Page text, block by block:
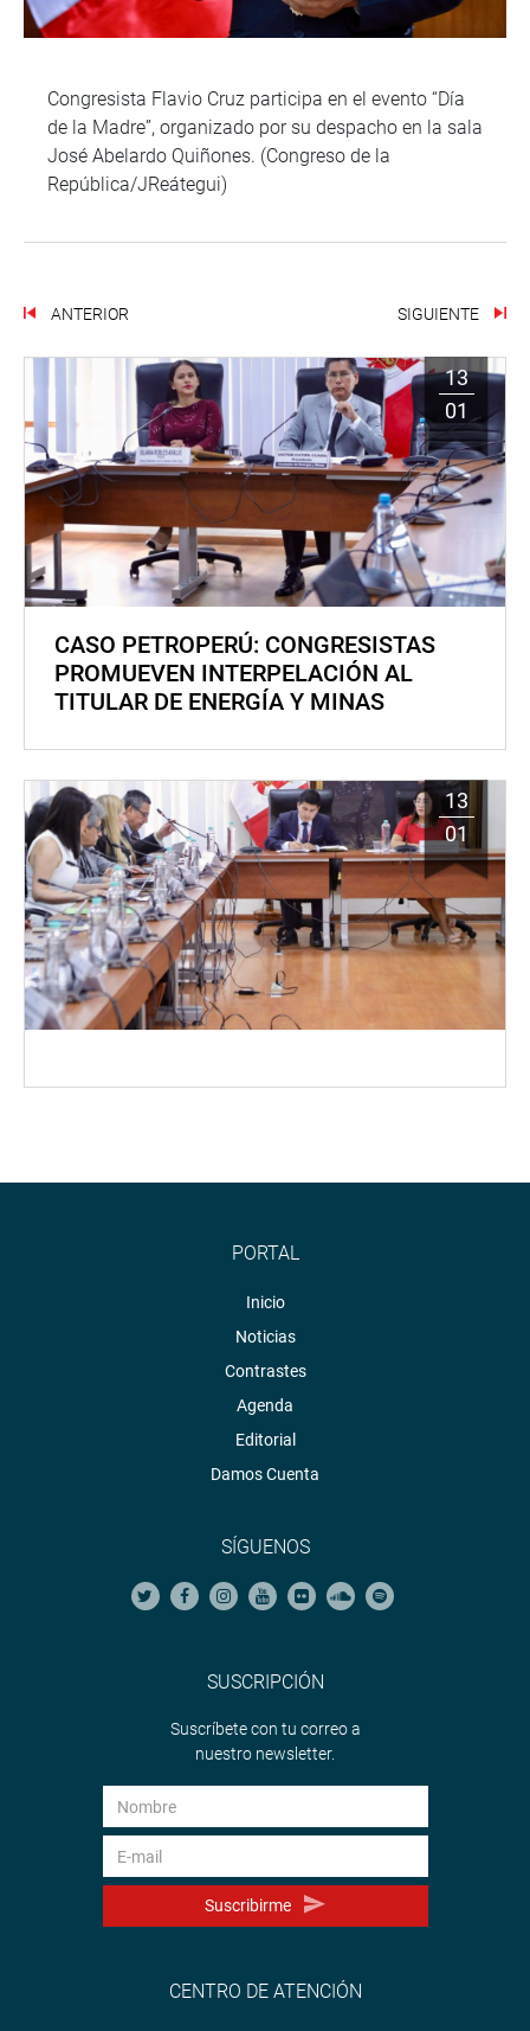
Congresista Flavio Cruz participa en el evento “Día
de la Madre”, organizado por su despacho en la sala
José Abelardo Quiñones. (Congreso de la
República/JReátegui)
ANTERIOR SIGUIENTE
13
01
CASO PETROPERÚ: CONGRESISTAS
PROMUEVEN INTERPELACIÓN AL
TITULAR DE ENERGÍA Y MINAS
13
01
PORTAL
Inicio
Noticias
Contrastes
Agenda
Editorial
Damos Cuenta
SÍGUENOS
SUSCRIPCIÓN
Suscríbete con tu correo a
nuestro newsletter.
Suscribirme
CENTRO DE ATENCIÓN